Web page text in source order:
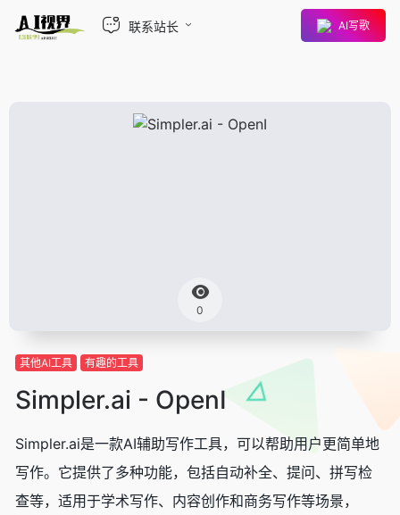
联系站长 AI写歌
0
其他AI工具 有趣的工具
Simpler.ai - OpenI
Simpler.ai是一款AI辅助写作工具，可以帮助用户更简单地
写作。它提供了多种功能，包括自动补全、提问、拼写检
查等，适用于学术写作、内容创作和商务写作等场景，